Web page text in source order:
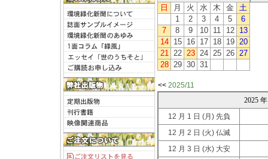
日 月 火 水 木 金
土
1
2 3 4 5
6
7
8 9 10 11 12
13
14
15 16 17 18 19 20
21 22 23 24 25 26 27
28 29 30 31
<< 2025/11
2025
12 月 1 日 (月) 先負
12 月 2 日 (火) 仏滅
12 月 3 日 (水) 大安